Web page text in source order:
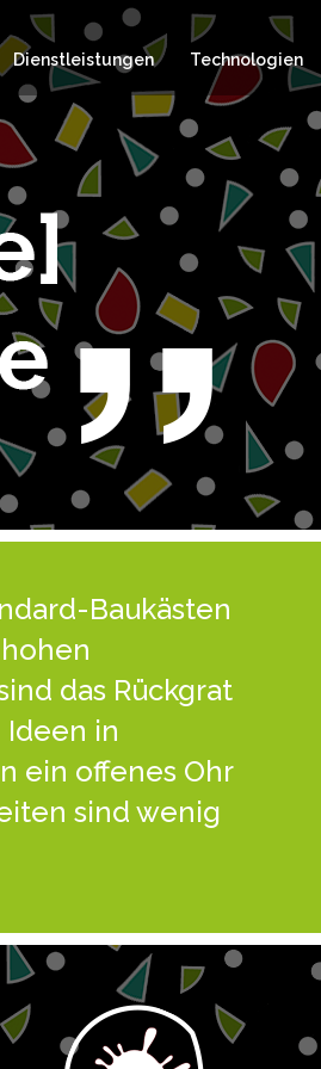
Dienstleistungen Technologien
Baukästen
das Rückgrat
in
ein offenes Ohr
sind wenig